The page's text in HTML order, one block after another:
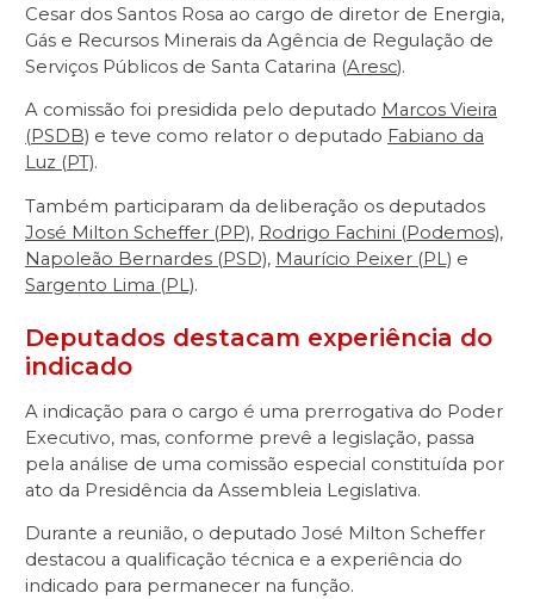
Cesar dos Santos Rosa ao cargo de diretor de Energia,
Gás e Recursos Minerais da Agência de Regulação de
Serviços Públicos de Santa Catarina (Aresc).
A comissão foi presidida pelo deputado Marcos Vieira
(PSDB) e teve como relator o deputado Fabiano da
Luz (PT).
Também participaram da deliberação os deputados
José Milton Scheffer (PP), Rodrigo Fachini (Podemos),
Napoleão Bernardes (PSD), Maurício Peixer (PL) e
Sargento Lima (PL).
Deputados destacam experiência do
indicado
A indicação para o cargo é uma prerrogativa do Poder
Executivo, mas, conforme prevê a legislação, passa
pela análise de uma comissão especial constituída por
ato da Presidência da Assembleia Legislativa.
Durante a reunião, o deputado José Milton Scheffer
destacou a qualificação técnica e a experiência do
indicado para permanecer na função.